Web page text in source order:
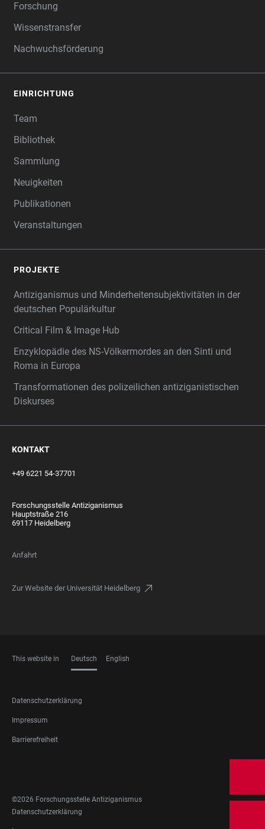
Forschung
Wissenstransfer
Nachwuchsförderung
EINRICHTUNG
Team
Bibliothek
Sammlung
Neuigkeiten
Publikationen
Veranstaltungen
PROJEKTE
Antiziganismus und Minderheitensubjektivitäten in der
deutschen Populärkultur
Critical Film & Image Hub
Enzyklopädie des NS-Völkermordes an den Sinti und
Roma in Europa
Transformationen des polizeilichen antiziganistischen
Diskurses
KONTAKT
+49 6221 54-37701
Forschungsstelle Antiziganismus
Hauptstraße 216
69117 Heidelberg
Anfahrt
Zur Website der Universität Heidelberg
This website in Deutsch English
FOOTER
LEGAL
Datenschutzerklärung
Impressum
Barrierefreiheit
MEDIA
©2026 Forschungsstelle Antiziganismus
FOOTER
Datenschutzerklärung